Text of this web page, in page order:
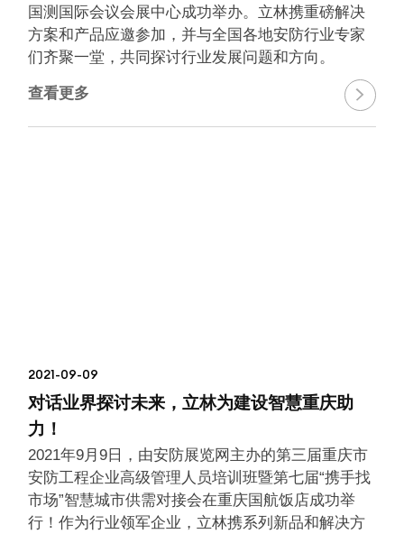
国测国际会议会展中心成功举办。立林携重磅解决
方案和产品应邀参加，并与全国各地安防行业专家
们齐聚一堂，共同探讨行业发展问题和方向。
查看更多 
2021-09-09
对话业界探讨未来，立林为建设智慧重庆助
力！
2021年9月9日，由安防展览网主办的第三届重庆市
安防工程企业高级管理人员培训班暨第七届“携手找
市场”智慧城市供需对接会在重庆国航饭店成功举
行！作为行业领军企业，立林携系列新品和解决方